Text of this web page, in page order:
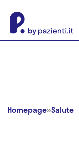
Homepage»Salute